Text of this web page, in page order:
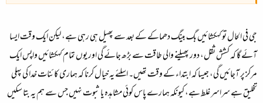
جی فی الحال تو کہکشائیں بگ بینگ دھماکے کے بعد سے پھیل ہی رہی ہے، لیکن ایک وقت ایسا
آئے گا کہ کشش ثقل، دور پھیلنے والی طاقت سے بڑھ جائے گی اور یوں تمام کہکشائیں واپس ایک
مرکز پر آجائیں گی، جیسا کہ ابتداء کے وقت تھیں۔ اسلئے یہ خیال کرنا کہ ہماری کائنات خدا کی پہلی
تخلیق ہے سراسر غلط ہے، کیونکہ ہمارے پاس کوئی مشاہدہ یا ثبوت نہیں جس سے ہم یہ بتا سکیں